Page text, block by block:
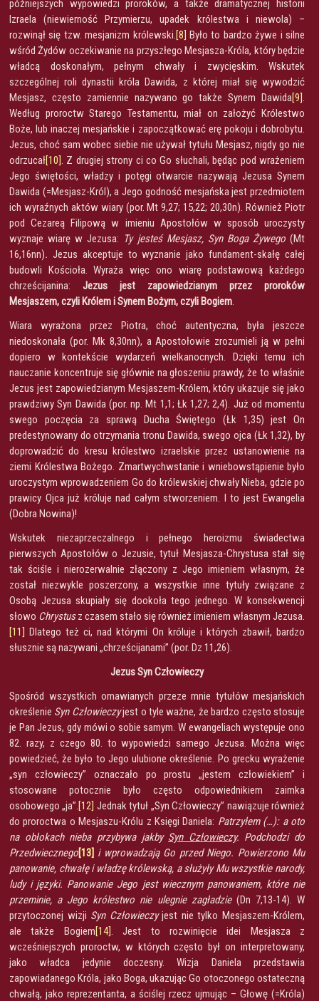
późniejszych wypowiedzi proroków, a także dramatycznej historii
Izraela (niewierność Przymierzu, upadek królestwa i niewola) –
rozwinął się tzw. mesjanizm królewski.[8] Było to bardzo żywe i silne
wśród Żydów oczekiwanie na przyszłego Mesjasza-Króla, który będzie
władcą doskonałym, pełnym chwały i zwycięskim. Wskutek
szczególnej roli dynastii króla Dawida, z której miał się wywodzić
Mesjasz, często zamiennie nazywano go także Synem Dawida[9].
Według proroctw Starego Testamentu, miał on założyć Królestwo
Boże, lub inaczej mesjańskie i zapoczątkować erę pokoju i dobrobytu.
Jezus, choć sam wobec siebie nie używał tytułu Mesjasz, nigdy go nie
odrzucał[10]. Z drugiej strony ci co Go słuchali, będąc pod wrażeniem
Jego świętości, władzy i potęgi otwarcie nazywają Jezusa Synem
Dawida (=Mesjasz-Król), a Jego godność mesjańska jest przedmiotem
ich wyraźnych aktów wiary (por. Mt 9,27; 15,22; 20,30n). Również Piotr
pod Cezareą Filipową w imieniu Apostołów w sposób uroczysty
wyznaje wiarę w Jezusa: Ty jesteś Mesjasz, Syn Boga Żywego(Mt
16,16nn). Jezus akceptuje to wyznanie jako fundament-skałę całej
budowli Kościoła. Wyraża więc ono wiarę podstawową każdego
chrześcijanina: Jezus jest zapowiedzianym przez proroków
Mesjaszem, czyli Królem i Synem Bożym, czyli Bogiem.
Wiara wyrażona przez Piotra, choć autentyczna, była jeszcze
niedoskonała (por. Mk 8,30nn), a Apostołowie zrozumieli ją w pełni
dopiero w kontekście wydarzeń wielkanocnych. Dzięki temu ich
nauczanie koncentruje się głównie na głoszeniu prawdy, że to właśnie
Jezus jest zapowiedzianym Mesjaszem-Królem, który ukazuje się jako
prawdziwy Syn Dawida (por. np. Mt 1,1; Łk 1,27; 2,4). Już od momentu
swego poczęcia za sprawą Ducha Świętego (Łk 1,35) jest On
predestynowany do otrzymania tronu Dawida, swego ojca (Łk 1,32), by
doprowadzić do kresu królestwo izraelskie przez ustanowienie na
ziemi Królestwa Bożego. Zmartwychwstanie i wniebowstąpienie było
uroczystym wprowadzeniem Go do królewskiej chwały Nieba, gdzie po
prawicy Ojca już króluje nad całym stworzeniem. I to jest Ewangelia
(Dobra Nowina)!
Wskutek niezaprzeczalnego i pełnego heroizmu świadectwa
pierwszych Apostołów o Jezusie, tytuł Mesjasza-Chrystusa stał się
tak ściśle i nierozerwalnie złączony z Jego imieniem własnym, że
został niezwykle poszerzony, a wszystkie inne tytuły związane z
Osobą Jezusa skupiały się dookoła tego jednego. W konsekwencji
słowo Chrystusz czasem stało się również imieniem własnym Jezusa.
[11] Dlatego też ci, nad którymi On króluje i których zbawił, bardzo
słusznie są nazywani „chrześcijanami” (por. Dz 11,26).
Jezus Syn Człowieczy
Spośród wszystkich omawianych przeze mnie tytułów mesjańskich
określenie Syn Człowieczyjest o tyle ważne, że bardzo często stosuje
je Pan Jezus, gdy mówi o sobie samym. W ewangeliach występuje ono
82. razy, z czego 80. to wypowiedzi samego Jezusa. Można więc
powiedzieć, że było to Jego ulubione określenie. Po grecku wyrażenie
„syn człowieczy” oznaczało po prostu „jestem człowiekiem” i
stosowane potocznie było często odpowiednikiem zaimka
osobowego „ja”.[12] Jednak tytuł „Syn Człowieczy” nawiązuje również
do proroctwa o Mesjaszu-Królu z Księgi Daniela: Patrzyłem (…): a oto
na obłokach nieba przybywa jakby Syn Człowieczy. Podchodzi do
Przedwiecznego[13] i wprowadzają Go przed Niego. Powierzono Mu
panowanie, chwałę i władzę królewską, a służyły Mu wszystkie narody,
ludy i języki. Panowanie Jego jest wiecznym panowaniem, które nie
przeminie, a Jego królestwo nie ulegnie zagładzie (Dn 7,13-14). W
przytoczonej wizji Syn Człowieczyjest nie tylko Mesjaszem-Królem,
ale także Bogiem[14]. Jest to rozwinięcie idei Mesjasza z
wcześniejszych proroctw, w których często był on interpretowany,
jako władca jedynie doczesny. Wizja Daniela przedstawia
zapowiadanego Króla, jako Boga, ukazując Go otoczonego ostateczną
chwałą, jako reprezentanta, a ściślej rzecz ujmując – Głowę (=Króla)